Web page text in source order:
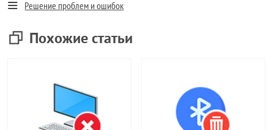
Решение проблем и ошибок
Похожие статьи